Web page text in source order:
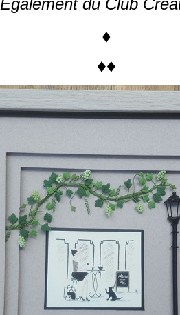
Également du Club
♦
♦♦